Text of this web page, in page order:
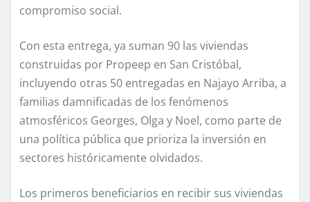
compromiso social.
Con esta entrega, ya suman 90 las viviendas
construidas por Propeep en San Cristóbal,
incluyendo otras 50 entregadas en Najayo Arriba, a
familias damnificadas de los fenómenos
atmosféricos Georges, Olga y Noel, como parte de
una política pública que prioriza la inversión en
sectores históricamente olvidados.
Los primeros beneficiarios en recibir sus viviendas